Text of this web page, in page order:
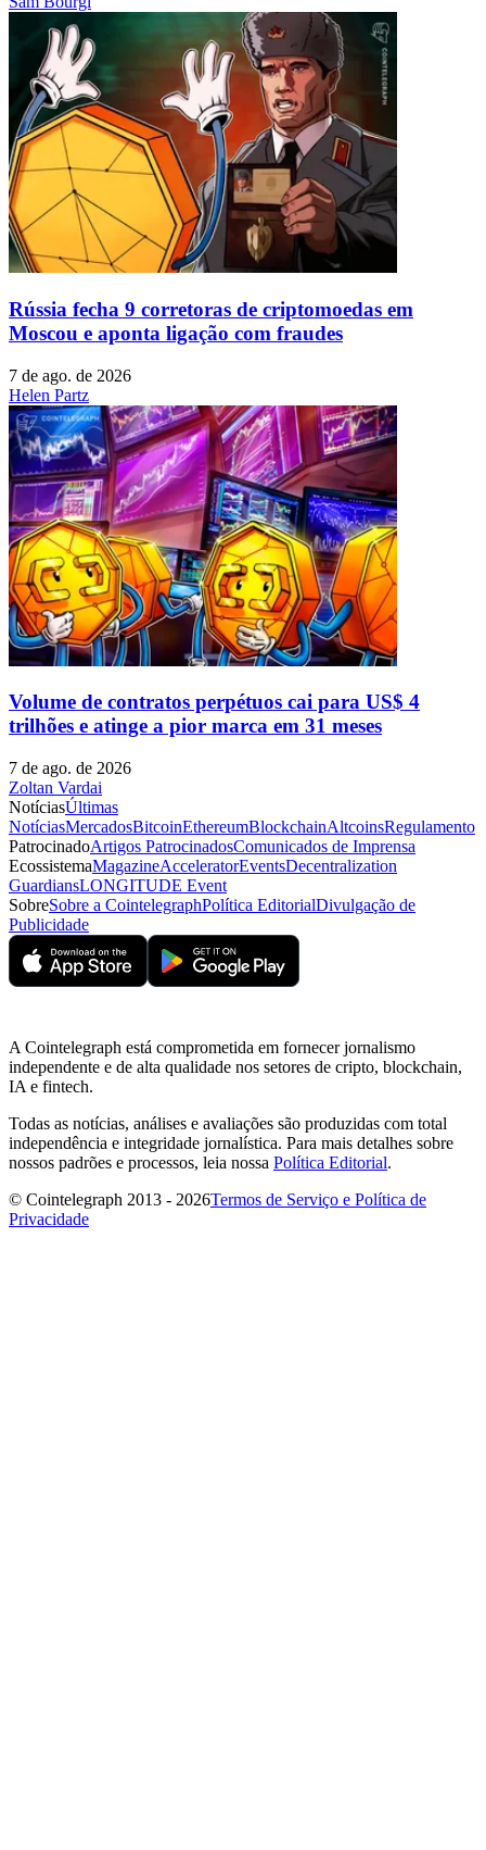
Rússia fecha 9 corretoras de criptomoedas em
Moscou e aponta ligação com fraudes
7 de ago. de 2026
Helen Partz
Volume de contratos perpétuos cai para US$ 4
trilhões e atinge a pior marca em 31 meses
7 de ago. de 2026
Zoltan Vardai
NotíciasÚltimas
NotíciasMercadosBitcoinEthereumBlockchainAltcoinsRegulamento
PatrocinadoArtigos PatrocinadosComunicados de Imprensa
EcossistemaMagazineAcceleratorEventsDecentralization
GuardiansLONGITUDE Event
SobreSobre a CointelegraphPolítica EditorialDivulgação de
Publicidade
A Cointelegraph está comprometida em fornecer jornalismo
independente e de alta qualidade nos setores de cripto, blockchain,
IA e fintech.
Todas as notícias, análises e avaliações são produzidas com total
independência e integridade jornalística. Para mais detalhes sobre
nossos padrões e processos, leia nossa Política Editorial.
© Cointelegraph 2013 - 2026Termos de Serviço e Política de
Privacidade